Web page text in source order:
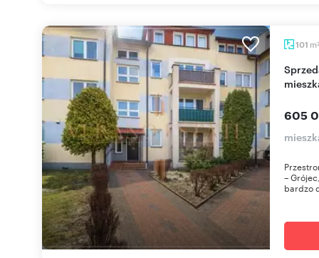
101 m2
Sprzedam przestronne dwupoziomowe
605
–
bardzo